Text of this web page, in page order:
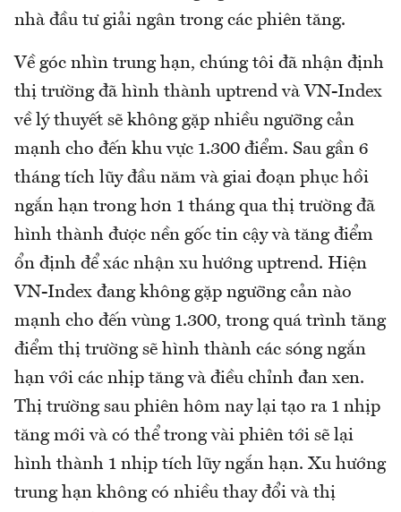
nhà đầu tư giải ngân trong các phiên tăng.
Về góc nhìn trung hạn, chúng tôi đã nhận định
thị trường đã hình thành uptrend và VN-Index
về lý thuyết sẽ không gặp nhiều ngưỡng cản
mạnh cho đến khu vực 1.300 điểm. Sau gần 6
tháng tích lũy đầu năm và giai đoạn phục hồi
ngắn hạn trong hơn 1 tháng qua thị trường đã
hình thành được nền gốc tin cậy và tăng điểm
ổn định để xác nhận xu hướng uptrend. Hiện
VN-Index đang không gặp ngưỡng cản nào
mạnh cho đến vùng 1.300, trong quá trình tăng
điểm thị trường sẽ hình thành các sóng ngắn
hạn với các nhịp tăng và điều chỉnh đan xen.
Thị trường sau phiên hôm nay lại tạo ra 1 nhịp
tăng mới và có thể trong vài phiên tới sẽ lại
hình thành 1 nhịp tích lũy ngắn hạn. Xu hướng
trung hạn không có nhiều thay đổi và thị